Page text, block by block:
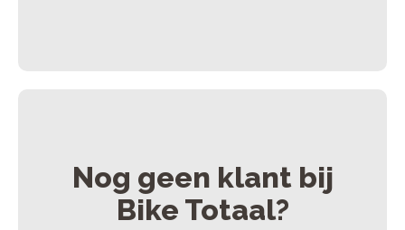
Nog geen klant bij
Bike Totaal?